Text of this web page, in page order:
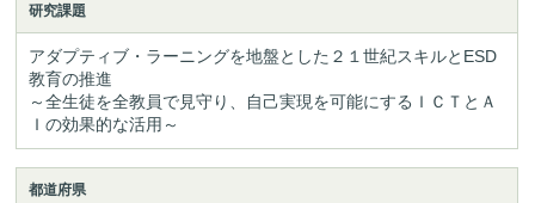
研究課題
アダプティブ・ラーニングを地盤とした２１世紀スキルとESD
教育の推進
～全生徒を全教員で見守り、自己実現を可能にするＩＣＴとＡ
Ｉの効果的な活用～
都道府県